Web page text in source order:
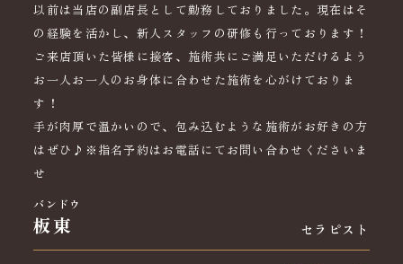
以前は当店の副店長として勤務しておりました。現在はそ
の経験を活かし、新人スタッフの研修も行っております！
ご来店頂いた皆様に接客、施術共にご満足いただけるよう
お一人お一人のお身体に合わせた施術を心がけておりま
す！
手が肉厚で温かいので、包み込むような施術がお好きの方
はぜひ♪※指名予約はお電話にてお問い合わせくださいま
せ
バンドウ
板東 セラピスト